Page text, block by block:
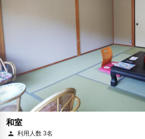
和室
利用人数 3名